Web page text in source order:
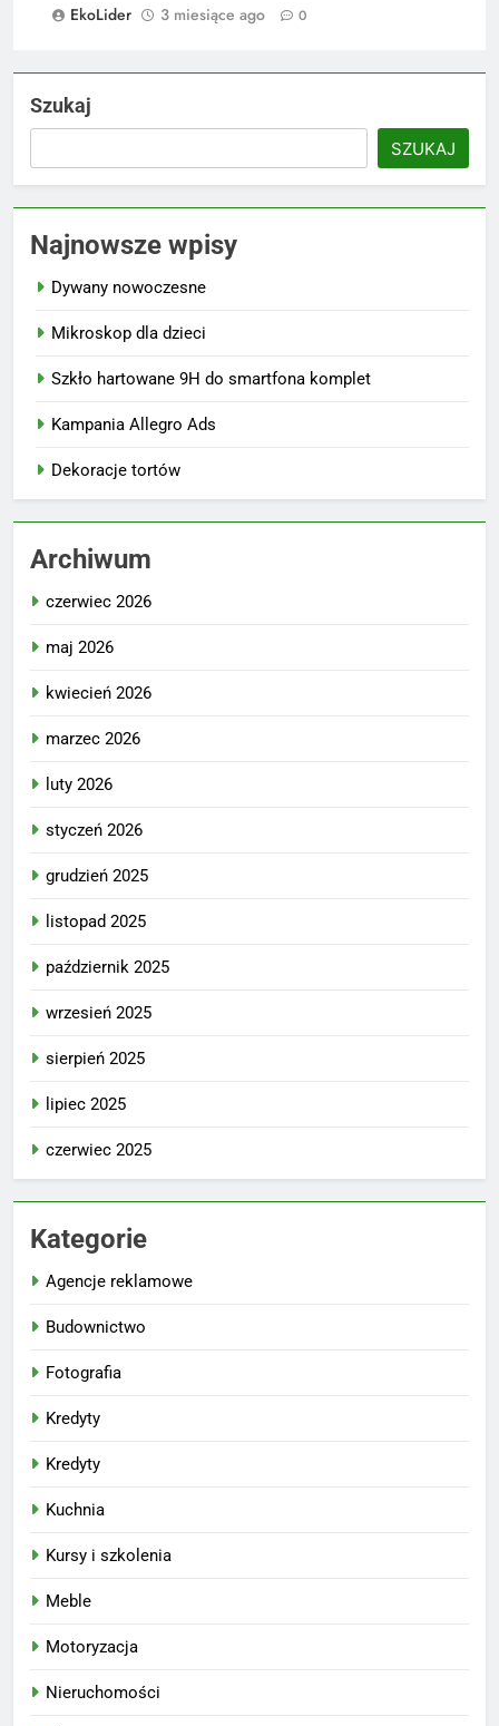
EkoLider
3 miesiące ago 0
Szukaj
SZUKAJ
Najnowsze wpisy
Dywany nowoczesne
Mikroskop dla dzieci
Szkło hartowane 9H do smartfona komplet
Kampania Allegro Ads
Dekoracje tortów
Archiwum
czerwiec 2026
maj 2026
kwiecień 2026
marzec 2026
luty 2026
styczeń 2026
grudzień 2025
listopad 2025
październik 2025
wrzesień 2025
sierpień 2025
lipiec 2025
czerwiec 2025
Kategorie
Agencje reklamowe
Budownictwo
Fotografia
Kredyty
Kredyty
Kuchnia
Kursy i szkolenia
Meble
Motoryzacja
Nieruchomości